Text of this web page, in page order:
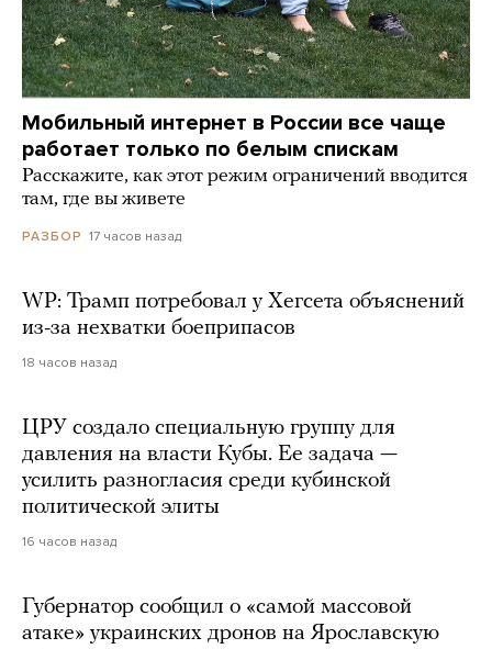
Мобильный интернет в России все чаще
работает только по белым спискам
Расскажите, как этот режим ограничений вводится
там, где вы живете
РАЗБОР 17 часов назад
WP: Трамп потребовал у Хегсета объяснений
из-за нехватки боеприпасов
18 часов назад
ЦРУ создало специальную группу для
давления на власти Кубы. Ее задача —
усилить разногласия среди кубинской
политической элиты
16 часов назад
Губернатор сообщил о «самой массовой
атаке» украинских дронов на Ярославскую